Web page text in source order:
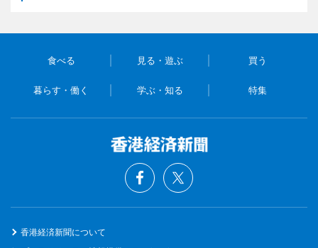
食べる 見る・遊ぶ 買う
暮らす・働く 学ぶ・知る 特集
香港経済新聞について